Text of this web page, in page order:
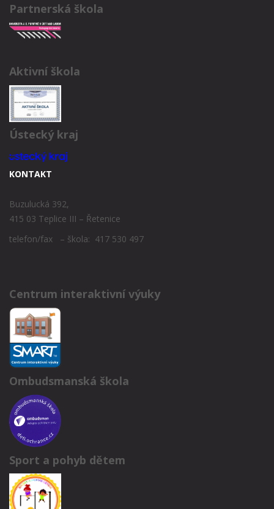
Partnerská škola
Aktivní škola
Ústecký kraj
KONTAKT
Buzulucká 392,
415 03 Teplice III – Řetenice
telefon/fax – škola: 417 530 497
Centrum interaktivní výuky
Ombudsmanská škola
Sport a pohyb dětem